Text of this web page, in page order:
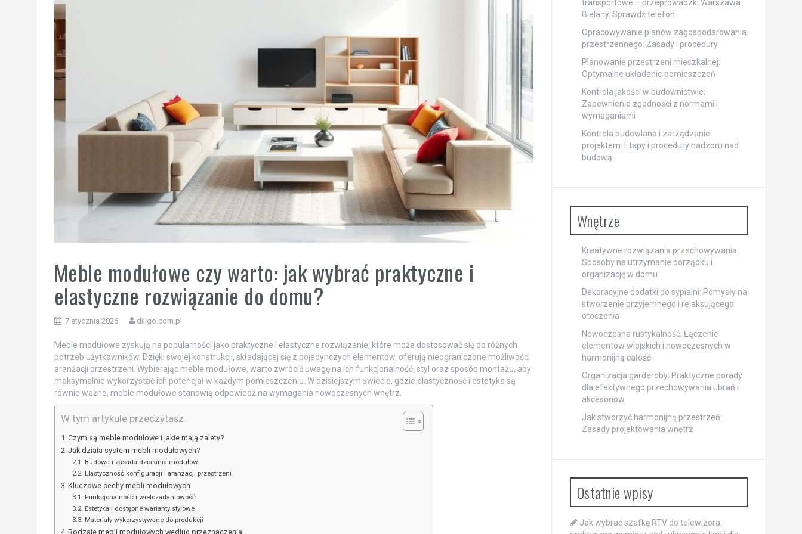
Meble modułowe czy warto: jak wybrać praktyczne i
elastyczne rozwiązanie do domu?
7 stycznia 2026 diligo.com.pl
Meble modułowe zyskują na popularności jako praktyczne i elastyczne rozwiązanie, które może dostosować się do różnych
potrzeb użytkowników. Dzięki swojej konstrukcji, składającej się z pojedynczych elementów, oferują nieograniczone możliwości
aranżacji przestrzeni. Wybierając meble modułowe, warto zwrócić uwagę na ich funkcjonalność, styl oraz sposób montażu, aby
maksymalnie wykorzystać ich potencjał w każdym pomieszczeniu. W dzisiejszym świecie, gdzie elastyczność i estetyka są
równie ważne, meble modułowe stanowią odpowiedź na wymagania nowoczesnych wnętrz.
W tym artykule przeczytasz
Czym są meble modułowe i jakie mają zalety?
Jak działa system mebli modułowych?
Budowa i zasada działania modułów
Elastyczność konfiguracji i aranżacji przestrzeni
Kluczowe cechy mebli modułowych
Funkcjonalność i wielozadaniowość
Estetyka i dostępne warianty stylowe
Materiały wykorzystywane do produkcji
Rodzaje mebli modułowych według przeznaczenia
transportowe – przeprowadzki Warszawa
Bielany. Sprawdź telefon
Opracowywanie planów zagospodarowania
przestrzennego: Zasady i procedury
Planowanie przestrzeni mieszkalnej:
Optymalne układanie pomieszczeń
Kontrola jakości w budownictwie:
Zapewnienie zgodności z normami i
wymaganiami
Kontrola budowlana i zarządzanie
projektem: Etapy i procedury nadzoru nad
budową
Wnętrze
Kreatywne rozwiązania przechowywania:
Sposoby na utrzymanie porządku i
organizację w domu
Dekoracyjne dodatki do sypialni: Pomysły na
stworzenie przyjemnego i relaksującego
otoczenia
Nowoczesna rustykalność: Łączenie
elementów wiejskich i nowoczesnych w
harmonijną całość
Organizacja garderoby: Praktyczne porady
dla efektywnego przechowywania ubrań i
akcesoriów
Jak stworzyć harmonijną przestrzeń:
Zasady projektowania wnętrz
Ostatnie wpisy
Jak wybrać szafkę RTV do telewizora: